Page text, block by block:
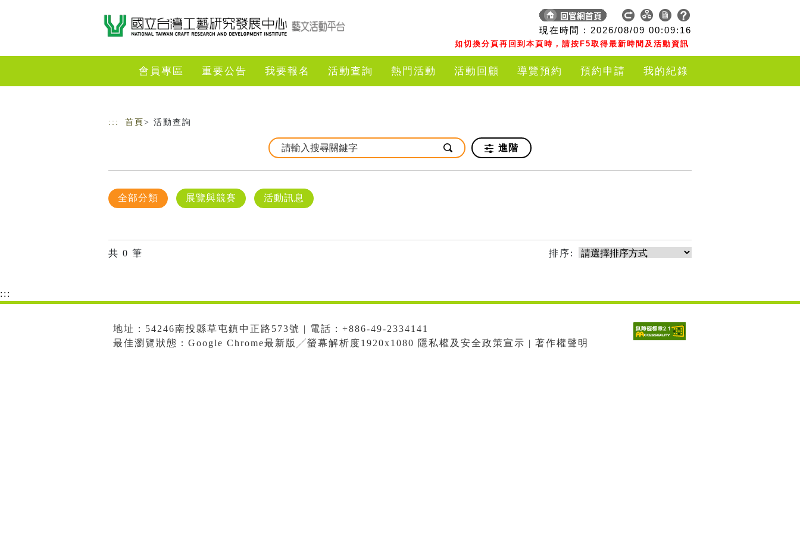
現在時間 : 2026/08/09 00:09:16
如切換分頁再回到本頁時，請按F5取得最新時間及活動資訊
會員專區 重要公告 我要報名 活動查詢 熱門活動 活動回顧 導覽預約 預約申請 我的紀錄
::: 首頁 > 活動查詢
進階
全部分類 展覽與競賽 活動訊息
共 0 筆 排序:
:::
地址：54246南投縣草屯鎮中正路573號 | 電話：+886-49-2334141
最佳瀏覽狀態：Google Chrome最新版╱螢幕解析度1920x1080 隱私權及安全政策宣示 | 著作權聲明